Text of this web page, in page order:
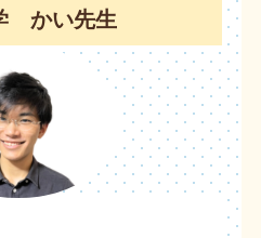
かい先生